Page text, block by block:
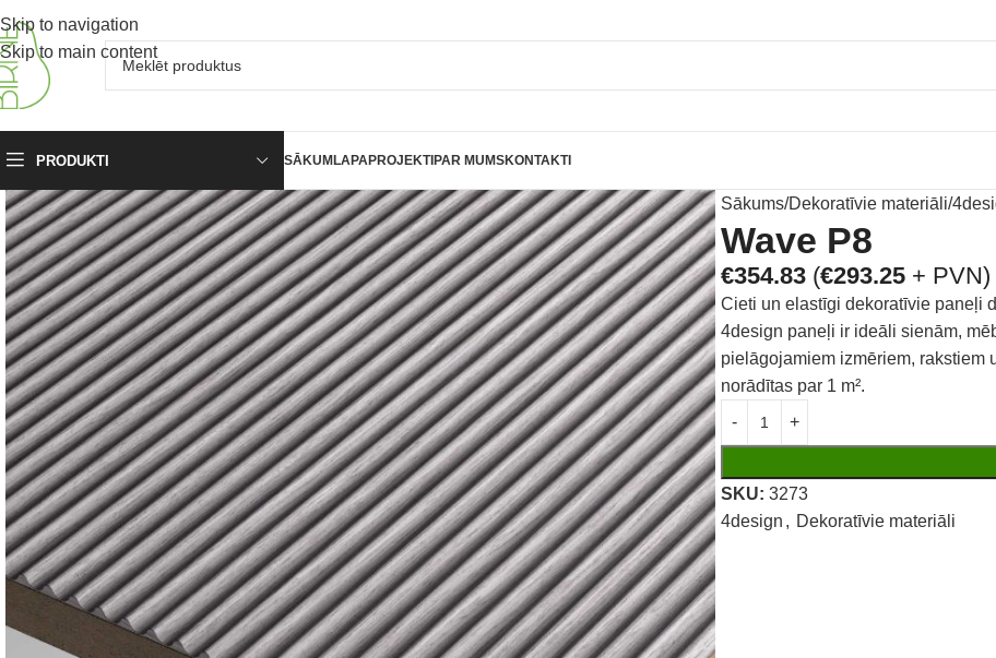
Skip to navigation
Skip to main content
PRODUKTI SĀKUMLAPAPROJEKTI PAR MUMSKONTAKTI
Sākums Dekoratīvie materiāli
Wave P8
€354.83 (€293.25 + PVN)
Cieti un elastīgi dekoratīvie paneļi
4design paneļi ir ideāli sienām,
pielāgojamiem izmēriem, rakstiem
norādītas par 1 m².
SKU: 3273
4design , Dekoratīvie materiāli